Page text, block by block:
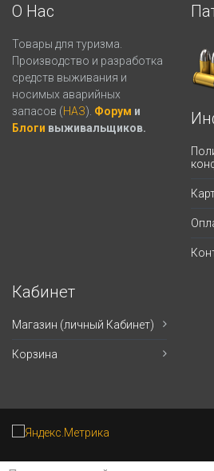
О Нас
Товары для туризма.
Производство и разработка
средств выживания и
носимых аварийных
запасов (НАЗ). Форум и
Блоги выживальщиков.
Кабинет
Магазин (личный Кабинет)
Корзина